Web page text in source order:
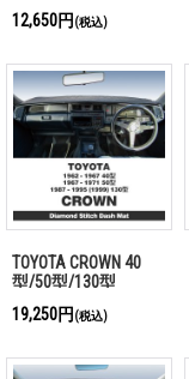
12,650円 (税込)
TOYOTA CROWN 40
型/50型/130型
MOONEYES オリジナ
ル ダイヤモンド ス
ト
19,250円 (税込)